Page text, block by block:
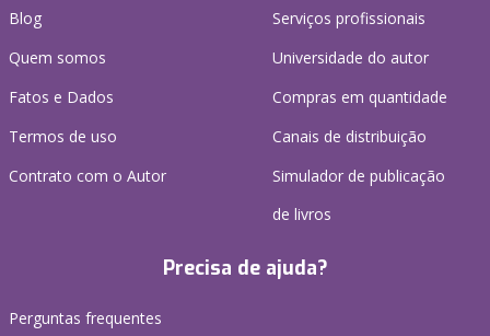
Blog
Quem somos
Fatos e Dados
Termos de uso
Contrato com o Autor
Serviços profissionais
Universidade do autor
Compras em quantidade
Canais de distribuição
Simulador de publicação
de livros
Precisa de ajuda?
Perguntas frequentes